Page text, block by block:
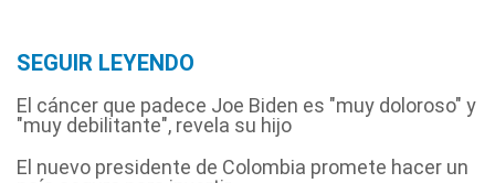
SEGUIR LEYENDO
El cáncer que padece Joe Biden es "muy doloroso" y
"muy debilitante", revela su hijo
El nuevo presidente de Colombia promete hacer un